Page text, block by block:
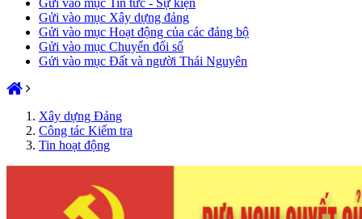
Gửi vào mục Xây dựng đảng
Gửi vào mục Hoạt động của các đảng bộ
Gửi vào mục Chuyển đổi số
Gửi vào mục Đất và người Thái Nguyên
Xây dựng Đảng
Công tác Kiểm tra
Tin hoạt động